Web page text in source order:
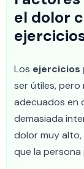
el dolor
Los ejercicios
ser útiles,
adecuados en
demasiada
dolor muy
que la persona